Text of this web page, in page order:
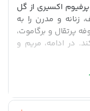
اکسیری از گل
و مدرن را به
پرتقال و برگاموت،
در ادامه، مریم و